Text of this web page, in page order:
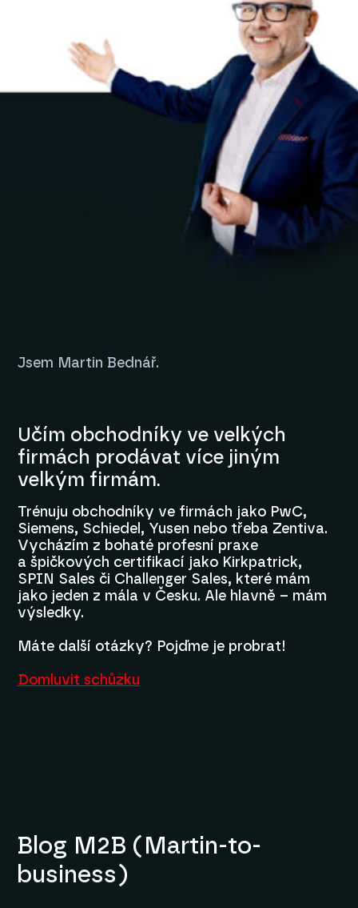
Jsem Martin Bednář.
Učím obchodníky ve velkých
firmách prodávat více jiným
velkým firmám.
Trénuju obchodníky ve firmách jako PwC,
Siemens, Schiedel, Yusen nebo třeba Zentiva.
Vycházím z bohaté profesní praxe
a špičkových certifikací jako Kirkpatrick,
SPIN Sales či Challenger Sales, které mám
jako jeden z mála v Česku. Ale hlavně – mám
výsledky.
Máte další otázky? Pojďme je probrat!
Domluvit schůzku
Blog M2B (Martin-to-
business)